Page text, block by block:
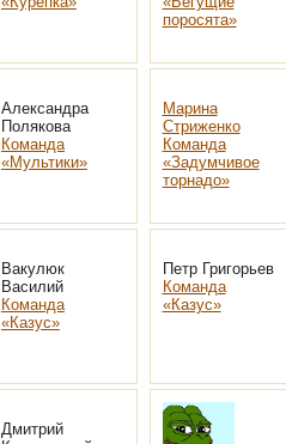
поросята»
Александра
Полякова
Команда
«Мультики»
Марина
Стриженко
Команда
«Задумчивое
торнадо»
Вакулюк
Василий
Команда
«Казус»
Петр Григорьев
Команда
«Казус»
Дмитрий